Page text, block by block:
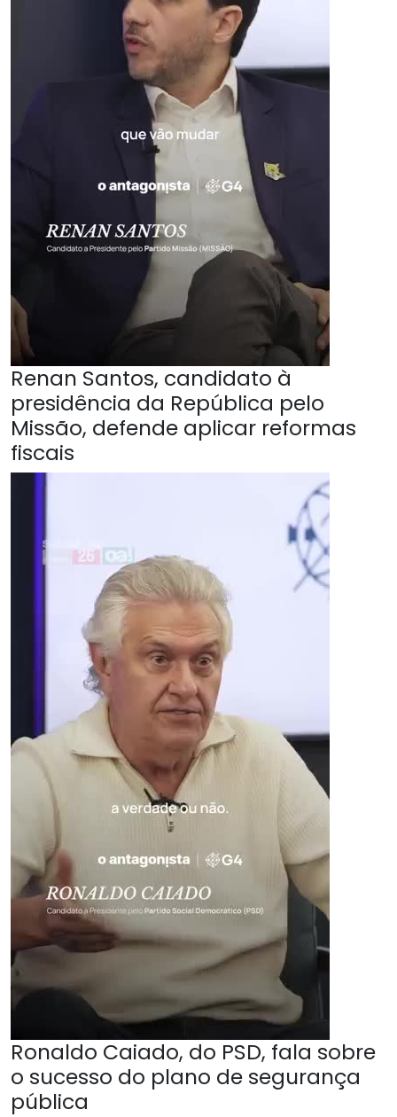
Renan Santos, candidato à
presidência da República pelo
Missão, defende aplicar reformas
fiscais
Ronaldo Caiado, do PSD, fala sobre
o sucesso do plano de segurança
pública